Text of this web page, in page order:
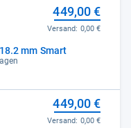
mm Smart
449,00 €
Versand: 0,00 €
449,00 €
Versand: 0,00 €